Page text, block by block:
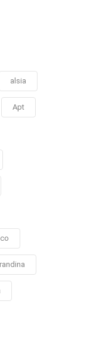
alsia
Apt